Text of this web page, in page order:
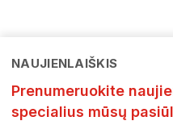
NAUJIENLAIŠKIS
Prenumeruokite
specialius mūsų